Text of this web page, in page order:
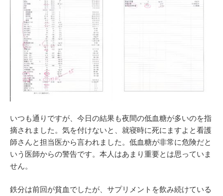
いつも通りですが、今日の結果も夜間の低血糖が多いのを指
摘されました。気を付けないと、就寝時に死にますよと看護
師さんと担当医から言われました。低血糖が非常に危険だと
いう医師からの警告です。本人はあまり重要とは思っていま
せん。
鉄分は前回が貧血でしたが、サプリメントを飲み続けている